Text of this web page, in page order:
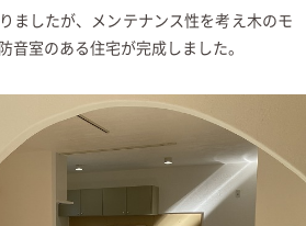
ましたが、メンテナンス性を考え木のモ
音室のある住宅が完成しました。